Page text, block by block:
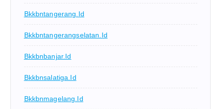
Bkkbntangerang.id
Bkkbntangerangselatan.id
Bkkbnbanjar.id
Bkkbnsalatiga.id
Bkkbnmagelang.id